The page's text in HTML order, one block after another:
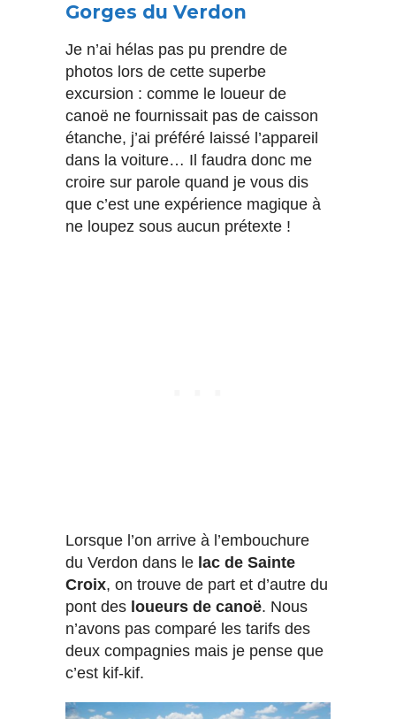
Gorges du Verdon
Je n’ai hélas pas pu prendre de
photos lors de cette superbe
excursion : comme le loueur de
canoë ne fournissait pas de caisson
étanche, j’ai préféré laissé l’appareil
dans la voiture… Il faudra donc me
croire sur parole quand je vous dis
que c’est une expérience magique à
ne loupez sous aucun prétexte !
Lorsque l’on arrive à l’embouchure
du Verdon dans le lac de Sainte
Croix, on trouve de part et d’autre du
pont des loueurs de canoë. Nous
n’avons pas comparé les tarifs des
deux compagnies mais je pense que
c’est kif-kif.